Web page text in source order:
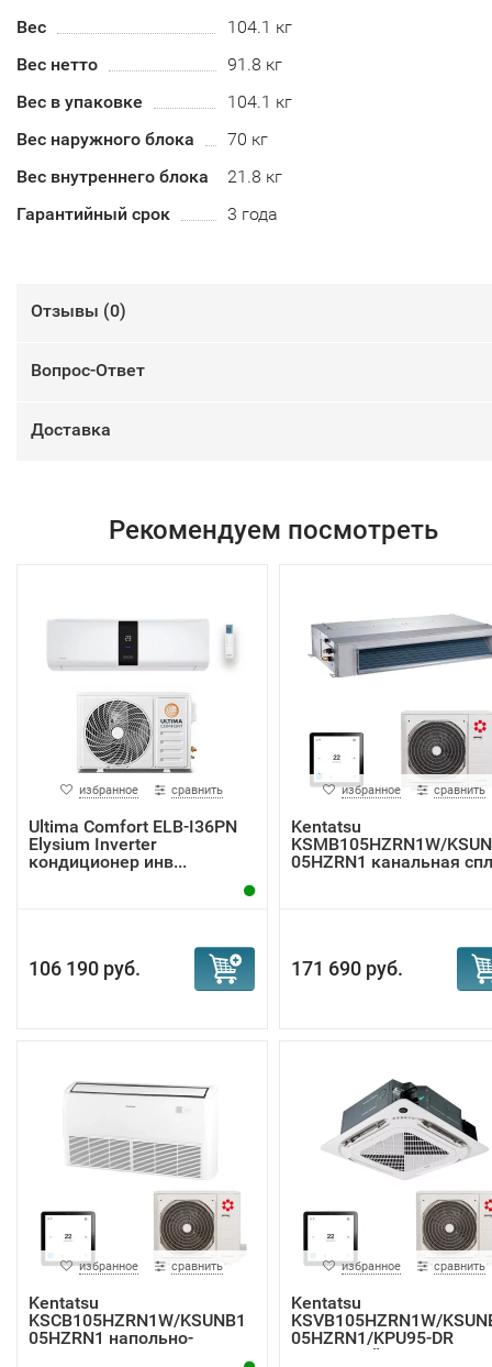
Вес
104.1 кг
Вес нетто
91.8 кг
Вес в упаковке
104.1 кг
Вес наружного блока
70 кг
Вес внутреннего блока
21.8 кг
Гарантийный срок
3 года
Отзывы (0)
Вопрос-Ответ
Доставка
Рекомендуем посмотреть
избранное сравнить
Ultima Comfort ELB-I36PN
Elysium Inverter
кондиционер инв...
106 190 руб.
избранное сравнить
Kentatsu
KSMB105HZRN1W/
05HZRN1 канальная
171 690 руб.
избранное сравнить
Kentatsu
KSCB105HZRN1W/KSUNB1
05HZRN1 напольно-
избранное сравнить
Kentatsu
KSVB105HZRN1W/
05HZRN1/KPU95-DR
кассетный к...